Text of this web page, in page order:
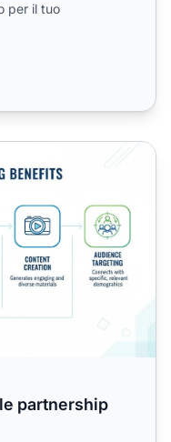
per il tuo
con influencer?
partnership